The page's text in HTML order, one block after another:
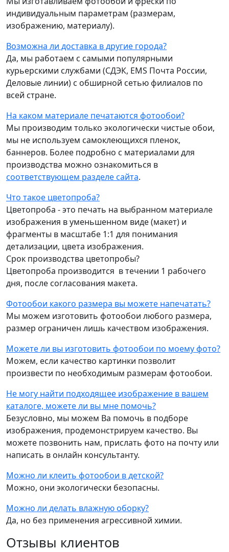
индивидуальным параметрам (размерам,
изображению, материалу).
Возможна ли доставка в другие города?
Да, мы работаем с самыми популярными
курьерскими службами (СДЭК, EMS Почта России,
Деловые линии) с обширной сетью филиалов по
всей стране.
На каком материале печатаются фотообои?
Мы производим только экологически чистые обои,
мы не используем самоклеющихся пленок,
баннеров. Более подробно с материалами для
производства можно ознакомиться в
соответствующем разделе сайта.
Что такое цветопроба?
Цветопроба - это печать на выбранном материале
изображения в уменьшенном виде (макет) и
фрагменты в масштабе 1:1 для понимания
детализации, цвета изображения.
Срок производства цветопробы?
Цветопроба производится в течении 1 рабочего
дня, после согласования макета.
Фотообои какого размера вы можете напечатать?
Мы можем изготовить фотообои любого размера,
размер ограничен лишь качеством изображения.
Можете ли вы изготовить фотообои по моему фото?
Можем, если качество картинки позволит
произвести по необходимым размерам фотообои.
Не могу найти подходящее изображение в вашем
каталоге, можете ли вы мне помочь?
Безусловно, мы можем Ва помочь в подборе
изображения, продемонстрируем качество. Вы
можете позвонить нам, прислать фото на почту или
написать в онлайн консультанту.
Можно ли клеить фотообои в детской?
Можно, они экологически безопасны.
Можно ли делать влажную оборку?
Да, но без применения агрессивной химии.
Отзывы клиентов